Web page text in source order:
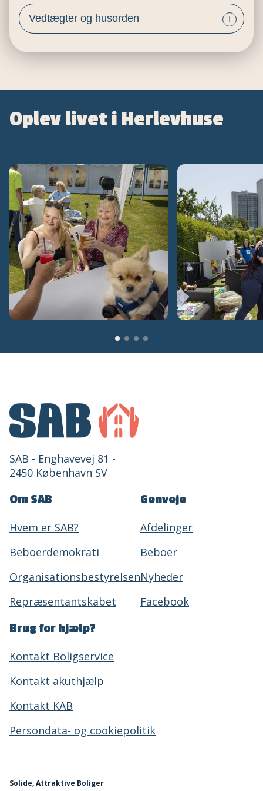
Vedtægter og husorden
Oplev livet i Herlevhuse
SAB - Enghavevej 81 -
2450 København SV
Om SAB
Hvem er SAB?
Beboerdemokrati
Organisationsbestyrelsen
Repræsentantskabet
Genveje
Afdelinger
Beboer
Nyheder
Facebook
Brug for hjælp?
Kontakt Boligservice
Kontakt akuthjælp
Kontakt KAB
Persondata- og cookiepolitik
Solide, Attraktive Boliger